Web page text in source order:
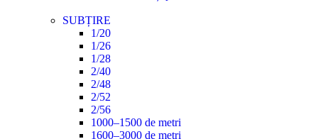
SUBȚIRE
1/20
1/26
1/28
2/40
2/48
2/52
2/56
1000–1500 de metri
1600–3000 de metri